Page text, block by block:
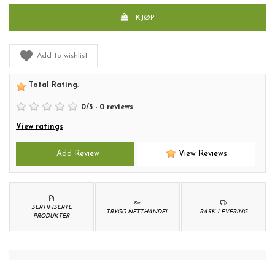
KJØP
Add to wishlist
Total Rating:
0/5 - 0 reviews
View ratings
Add Review View Reviews
RASK LEVERING
TRYGG NETTHANDEL
SERTIFISERTE
PRODUKTER